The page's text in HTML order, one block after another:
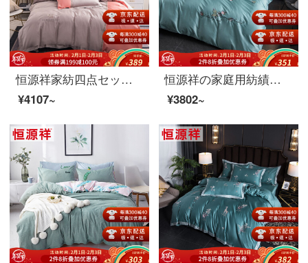
恒源祥家紡四点セットの純綿刺繍の全綿60本の糸は柔らかくて、1.5/1.8メートルのダブルベッドセットのシーツは古徳莫（ミカン）1.8メートルのベッド/布団カバーの220*240 cmです。
¥4107~
恒源祥の家庭用紡績ベッドの上に純綿60 sの綿の綿模様の全綿布団セット1.5/1.8メートルのダブルベッドセットのカラフルな果実(ティップブルー)1.8メートルのベッド/布団カバー220*240 cm
¥3802~